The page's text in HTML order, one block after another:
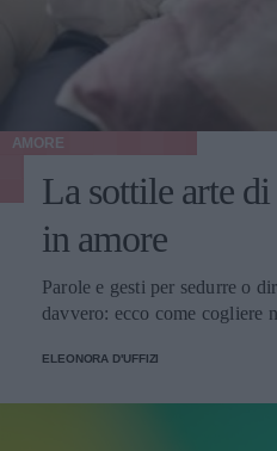
AMORE
La sottile arte
in amore
Parole e gesti per sedurre o
davvero: ecco come cogliere
ELEONORA D'UFFIZI